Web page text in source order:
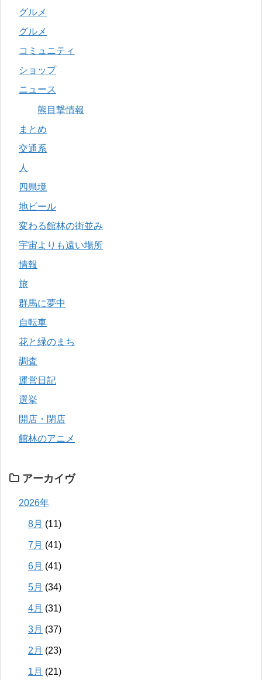
グルメ
グルメ
コミュニティ
ショップ
ニュース
熊目撃情報
まとめ
交通系
人
四県境
地ビール
変わる館林の街並み
宇宙よりも遠い場所
情報
旅
群馬に夢中
自転車
花と緑のまち
調査
運営日記
選挙
開店・閉店
館林のアニメ
アーカイヴ
2026年
8月 (11)
7月 (41)
6月 (41)
5月 (34)
4月 (31)
3月 (37)
2月 (23)
1月 (21)